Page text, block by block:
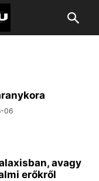
06
avagy
erőkről